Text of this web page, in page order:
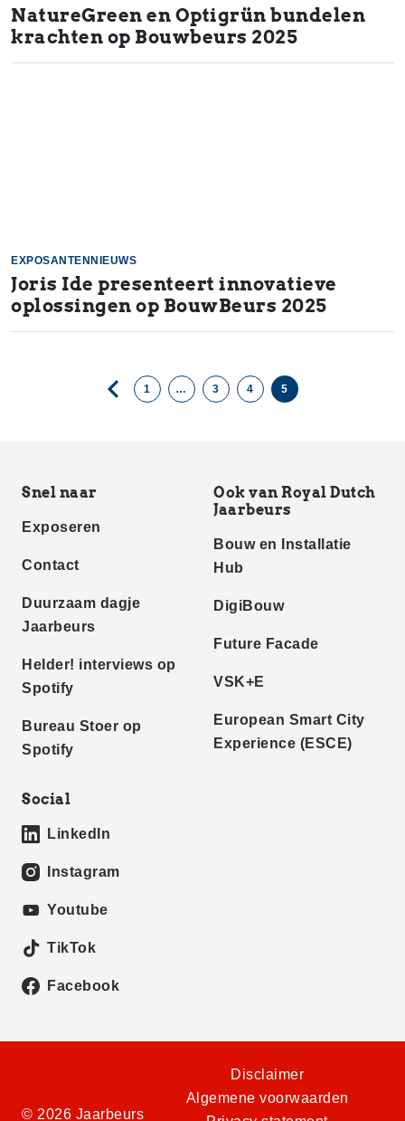
NatureGreen en Optigrün bundelen
krachten op Bouwbeurs 2025
EXPOSANTENNIEUWS
Joris Ide presenteert innovatieve
oplossingen op BouwBeurs 2025
1 … 3 4 5
Snel naar
Exposeren
Contact
Duurzaam dagje
Jaarbeurs
Helder! interviews op
Spotify
Bureau Stoer op
Spotify
Ook van Royal Dutch
Jaarbeurs
Bouw en Installatie
Hub
DigiBouw
Future Facade
VSK+E
European Smart City
Experience (ESCE)
Social
LinkedIn
Instagram
Youtube
TikTok
Facebook
© 2026 Jaarbeurs
Disclaimer
Algemene voorwaarden